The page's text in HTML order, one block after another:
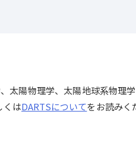
陽物理学、太陽地球系物理
くはDARTSについてをお読みく